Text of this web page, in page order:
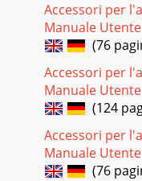
Accessori per
Manuale Utente
(76
Accessori per
Manuale Utente
(124
Accessori per
Manuale Utente
(76